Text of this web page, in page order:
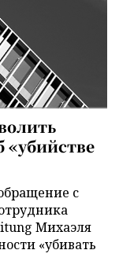
«убийстве
с
Михаэля
«убивать